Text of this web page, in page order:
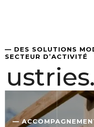
SECTEUR D’ACTIVITÉ
—